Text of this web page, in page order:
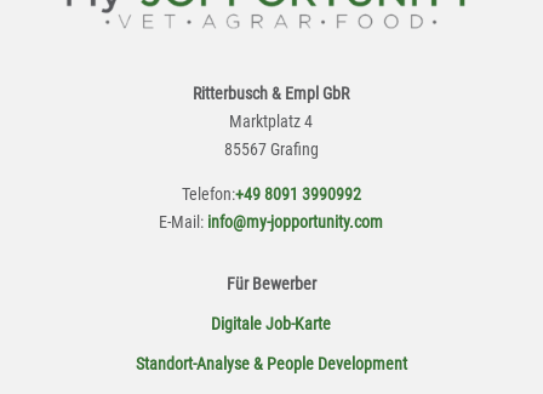
Ritterbusch & Empl GbR
Marktplatz 4
85567 Grafing
Telefon:+49 8091 3990992
E-Mail: info@my-jopportunity.com
Für Bewerber
Digitale Job-Karte
Standort-Analyse & People Development